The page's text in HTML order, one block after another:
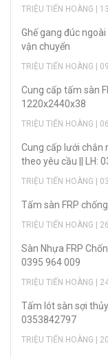
TRIỆU TIẾN HOÀNG |
Ghế gang đúc
vận chuyển
TRIỆU TIẾN HOÀNG |
Cung cấp tấm sàn
1220x2440x38
TRIỆU TIẾN HOÀNG |
Cung cấp lưới chắn
theo yêu cầu || LH:
TRIỆU TIẾN HOÀNG |
Tấm sàn FRP
TRIỆU TIẾN HOÀNG |
Sàn Nhựa FRP
0395 964 009
TRIỆU TIẾN HOÀNG |
Tấm lót sàn sợi
0353842797
TRIỆU TIẾN HOÀNG |